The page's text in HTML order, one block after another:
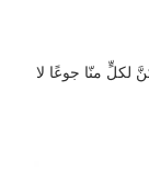
لكلٍّ منّا جوعًا لا